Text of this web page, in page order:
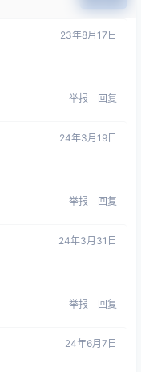
23年8月17日
举报 回复
24年3月19日
举报 回复
24年3月31日
举报 回复
24年6月7日